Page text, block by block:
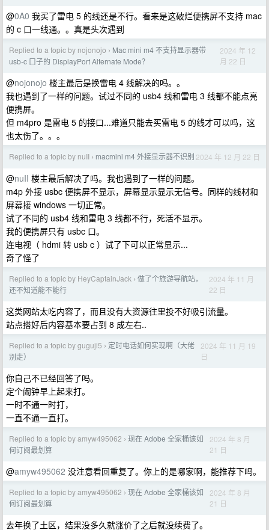
@0A0 我买了雷电 5 的线还是不行。看来是这破烂便携屏不支持 mac
的 c 口一线通。。真是头次遇到
Replied to a topic by nojonojo › Mac mini m4 不支持显示器带
usb-c 口子的 DisplayPort Alternate Mode？
2024 年 12
月 22 日
@nojonojo 楼主最后是换雷电 4 线解决的吗。。
我也遇到了一样的问题。试过不同的 usb4 线和雷电 3 线都不能点亮
便携屏。
但 m4pro 是雷电 5 的接口...难道只能去买雷电 5 的线才可以吗，这
也太伤了。。。
Replied to a topic by nuII › macmini m4 外接显示器不识别 2024 年 12 月 22 日
@nuII 楼主最后解决了吗。我也遇到了一样的问题。
m4p 外接 usbc 便携屏不显示，屏幕显示显示无信号。同样的线材和
屏幕接 windows 一切正常。
试了不同的 usb4 线和雷电 3 线都不行，死活不显示。
我的便携屏只有 usbc 口。
连电视（ hdmi 转 usb c ）试了下可以正常显示...
奇了怪了
Replied to a topic by HeyCaptainJack › 做了个旅游导航站，
还不知道能不能行
2024 年 11 月
22 日
这类网站太吃内容了，而且没有大资源往里投不好吸引流量。
站点搭好后内容基本要占到 8 成左右..
Replied to a topic by guguji5 › 定时电话如何实现啊（大佬
别走）
2024 年 11 月 19
日
你自己不已经回答了吗。
定个闹钟早上起来打。
一时不通一时打，
一直不通一直打。
Replied to a topic by amyw495062 › 现在 Adobe 全家桶该如
何订阅最划算
2024 年 8 月
21 日
@amyw495062 没注意看回重复了。你上的是哪家啊，能推荐下吗。
Replied to a topic by amyw495062 › 现在 Adobe 全家桶该如
何订阅最划算
2024 年 8 月
21 日
去年换了土区，结果没多久就涨价了之后就没续费了。